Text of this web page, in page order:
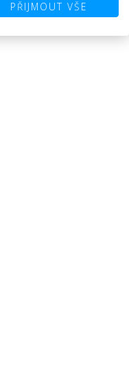
PŘIJMOUT VŠE